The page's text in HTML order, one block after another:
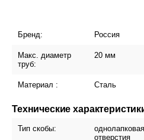
Бренд: Россия
Макс. диаметр
труб:
20 мм
Материал : Сталь
Технические
Тип скобы:
отверстия